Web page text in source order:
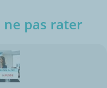
ne pas rater